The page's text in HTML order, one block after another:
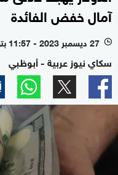
آمال خفض الفائدة
l 27 ديسمبر 2023 - 11:57 بتوقيت أبوظبي
سكاي نيوز عربية - أبوظبي